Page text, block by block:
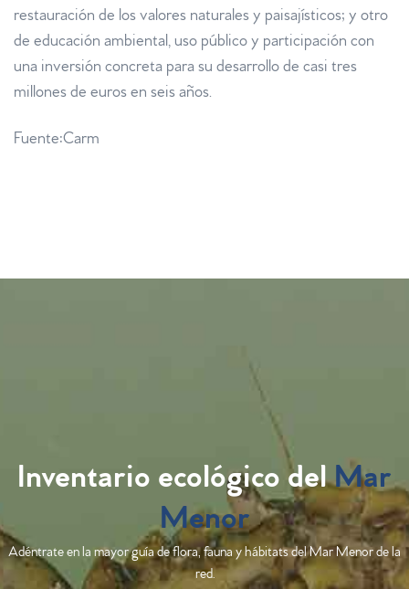
restauración de los valores naturales y paisajísticos; y otro
de educación ambiental, uso público y participación con
una inversión concreta para su desarrollo de casi tres
millones de euros en seis años.
Fuente:Carm
Inventario ecológico delMar
Menor
Adéntrate en la mayor guía de flora, fauna y hábitats del Mar Menor de la
red.